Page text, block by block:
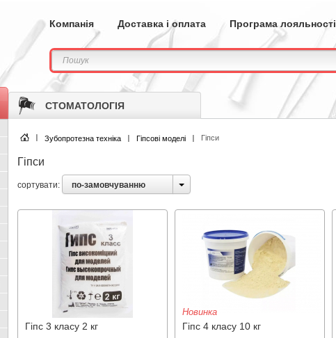
Компанія Доставка і оплата Програма лояльності
СТОМАТОЛОГІЯ
Зубопротезна техніка Гіпсові моделі Гіпси
Гіпси
сортувати: по-замовчуванню
Гіпс 3 класу 2 кг
Новинка
Гіпс 4 класу 10 кг